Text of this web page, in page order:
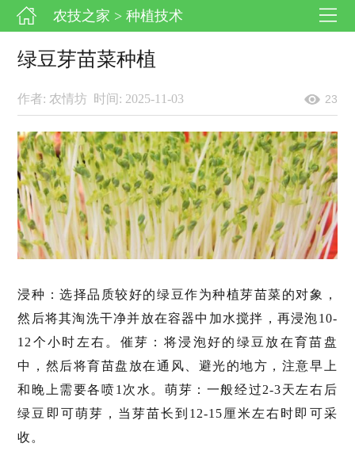
农技之家 > 种植技术
绿豆芽苗菜种植
作者: 农情坊 时间: 2025-11-03 23
浸种：选择品质较好的绿豆作为种植芽苗菜的对象，
然后将其淘洗干净并放在容器中加水搅拌，再浸泡10-
12个小时左右。催芽：将浸泡好的绿豆放在育苗盘
中，然后将育苗盘放在通风、避光的地方，注意早上
和晚上需要各喷1次水。萌芽：一般经过2-3天左右后
绿豆即可萌芽，当芽苗长到12-15厘米左右时即可采
收。